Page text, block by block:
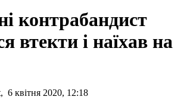
контрабандист
втекти і наїхав на
6 квітня 2020, 12:18